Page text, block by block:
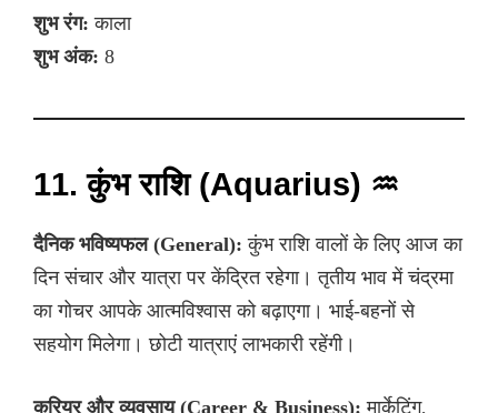
शुभ रंग: काला
शुभ अंक: 8
11. कुंभ राशि (Aquarius) ♒
दैनिक भविष्यफल (General): कुंभ राशि वालों के लिए आज का
दिन संचार और यात्रा पर केंद्रित रहेगा। तृतीय भाव में चंद्रमा
का गोचर आपके आत्मविश्वास को बढ़ाएगा। भाई-बहनों से
सहयोग मिलेगा। छोटी यात्राएं लाभकारी रहेंगी।
करियर और व्यवसाय (Career & Business): मार्केटिंग,